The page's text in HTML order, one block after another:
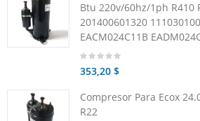
Btu 220v/60hz/1ph R410
201400601320
EACM024C11B
353,20 $
Compresor Para Ecox
R22